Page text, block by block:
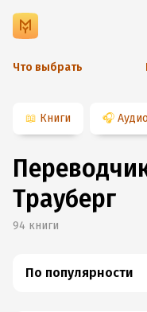
Что выбрать
📖 Книги 🎧
Трауберг
94 книги
По популярности